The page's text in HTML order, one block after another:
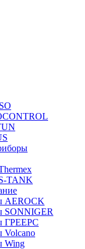
TANK
AEROCK
SONNIGER
ГРЕЕРС
Volcano
Wing